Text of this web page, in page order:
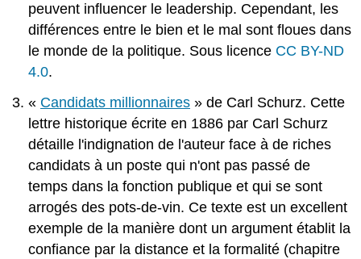
peuvent influencer le leadership. Cependant, les
différences entre le bien et le mal sont floues dans
le monde de la politique. Sous licence CC BY-ND
4.0.
« Candidats millionnaires » de Carl Schurz. Cette
lettre historique écrite en 1886 par Carl Schurz
détaille l'indignation de l'auteur face à de riches
candidats à un poste qui n'ont pas passé de
temps dans la fonction publique et qui se sont
arrogés des pots-de-vin. Ce texte est un excellent
exemple de la manière dont un argument établit la
confiance par la distance et la formalité (chapitre